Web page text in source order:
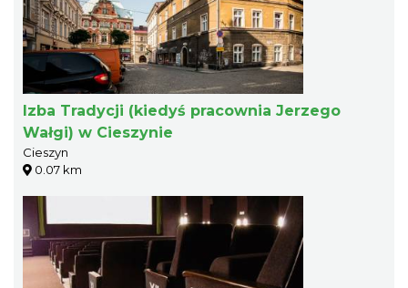
Izba Tradycji (kiedyś pracownia Jerzego
Wałgi) w Cieszynie
Cieszyn
0.07 km